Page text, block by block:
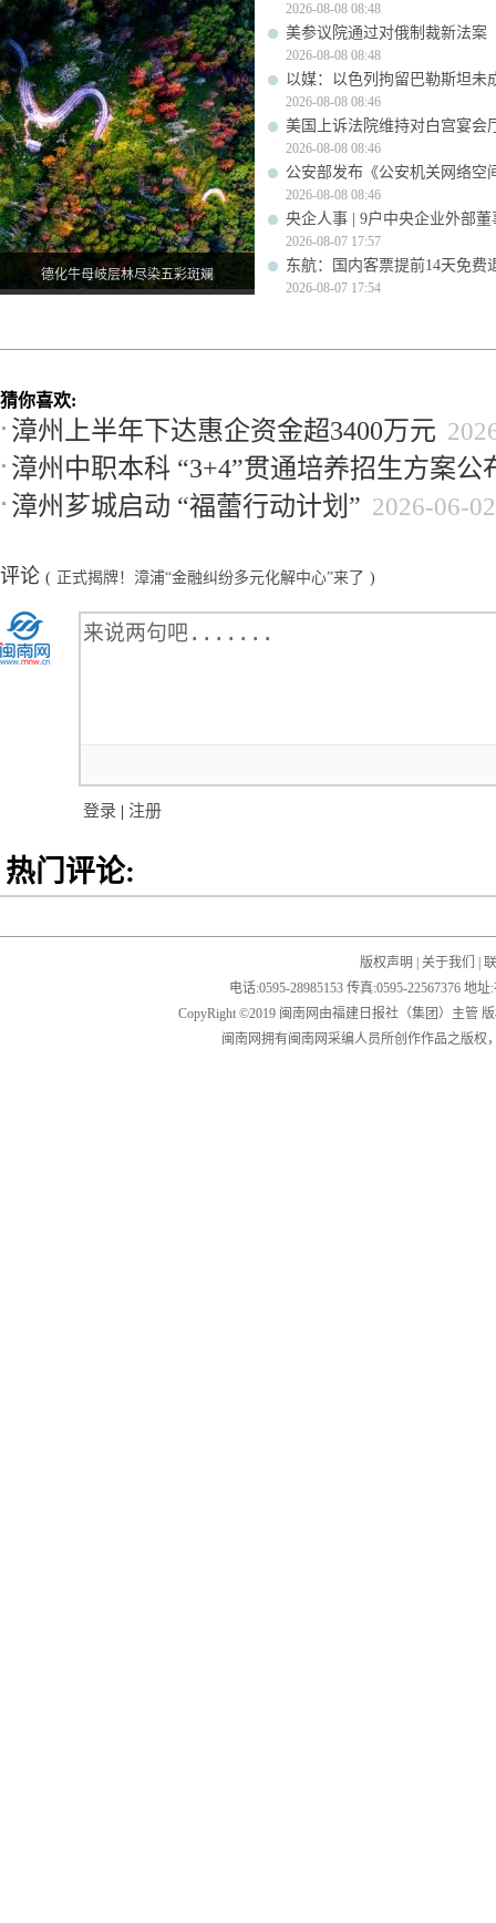
德化牛母岐层林尽染五彩斑斓
2026-08-08 08:48
美参议院通过对俄制裁新法案
2026-08-08 08:48
以媒：以色列拘留巴勒斯坦未
2026-08-08 08:46
美国上诉法院维持对白宫宴会
2026-08-08 08:46
公安部发布《公安机关网络空
2026-08-08 08:46
央企人事 | 9户中央企业外部
2026-08-07 17:57
东航：国内客票提前14天免费
2026-08-07 17:54
猜你喜欢:
漳州上半年下达惠企资金超3400万元
漳州中职本科 “3+4”贯通培养招生方案公
漳州芗城启动 “福蕾行动计划” 2026-06-02
评论 ( 正式揭牌！漳浦“金融纠纷多元化解中心”来了 )
登录 | 注册
热门评论:
版权声明 关于我们
电话:0595-28985153 传真:0595-22567376 地
CopyRight ©2019 闽南网由福建日报社（集团）主管
闽南网拥有闽南网采编人员所创作作品之版